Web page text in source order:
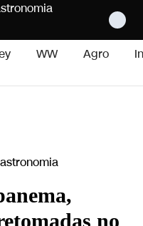
WW Agro
no